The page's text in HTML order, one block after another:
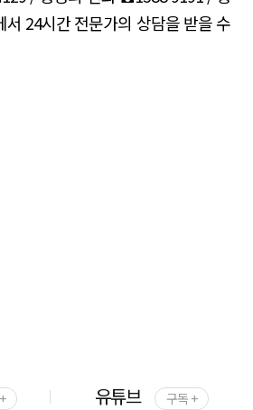
24시간 전문가의 상담을 받을 수
유튜브 구독 +